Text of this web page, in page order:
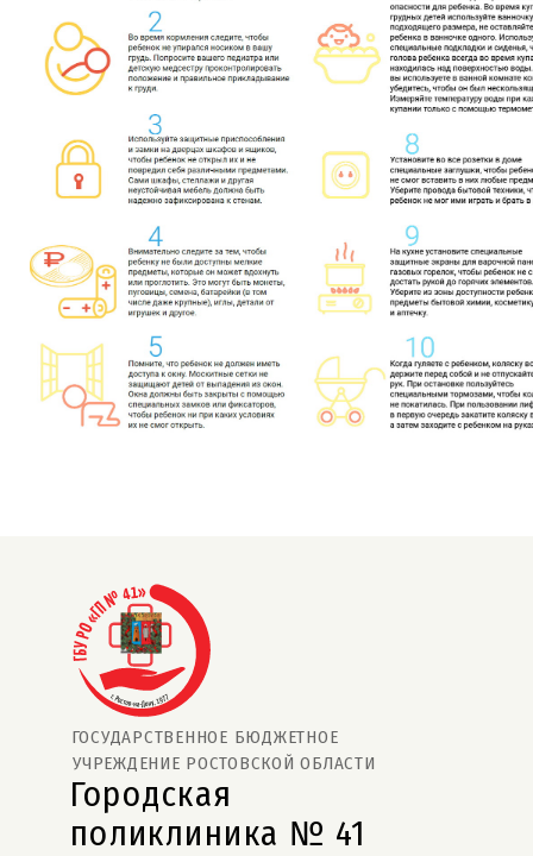
ГОСУДАРСТВЕННОЕ БЮДЖЕТНОЕ
поликлиника № 41
УЧРЕЖДЕНИЕ РОСТОВСКОЙ ОБЛАСТИ
Городская